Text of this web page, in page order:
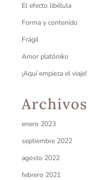
El efecto libélula
Forma y contenido
Frágil
Amor platóniko
¡Aquí empieza el viaje!
Archivos
enero 2023
septiembre 2022
agosto 2022
febrero 2021